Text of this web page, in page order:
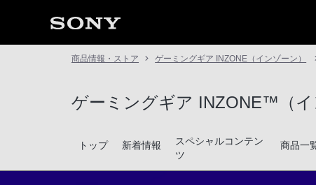
商品情報・ストア ゲーミングギア INZONE（インゾーン）
ゲーミングギア INZONE™（イ
トップ 新着情報
スペシャルコンテン
ツ
商品一